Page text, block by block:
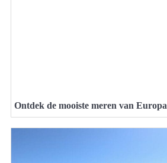
Ontdek de mooiste meren van Europa